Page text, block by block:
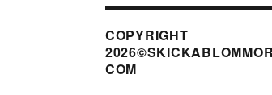
COPYRIGHT
COM